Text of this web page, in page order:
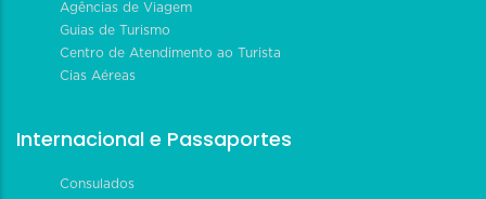
Agências de Viagem
Guias de Turismo
Centro de Atendimento ao Turista
Cias Aéreas
Internacional e Passaportes
Consulados